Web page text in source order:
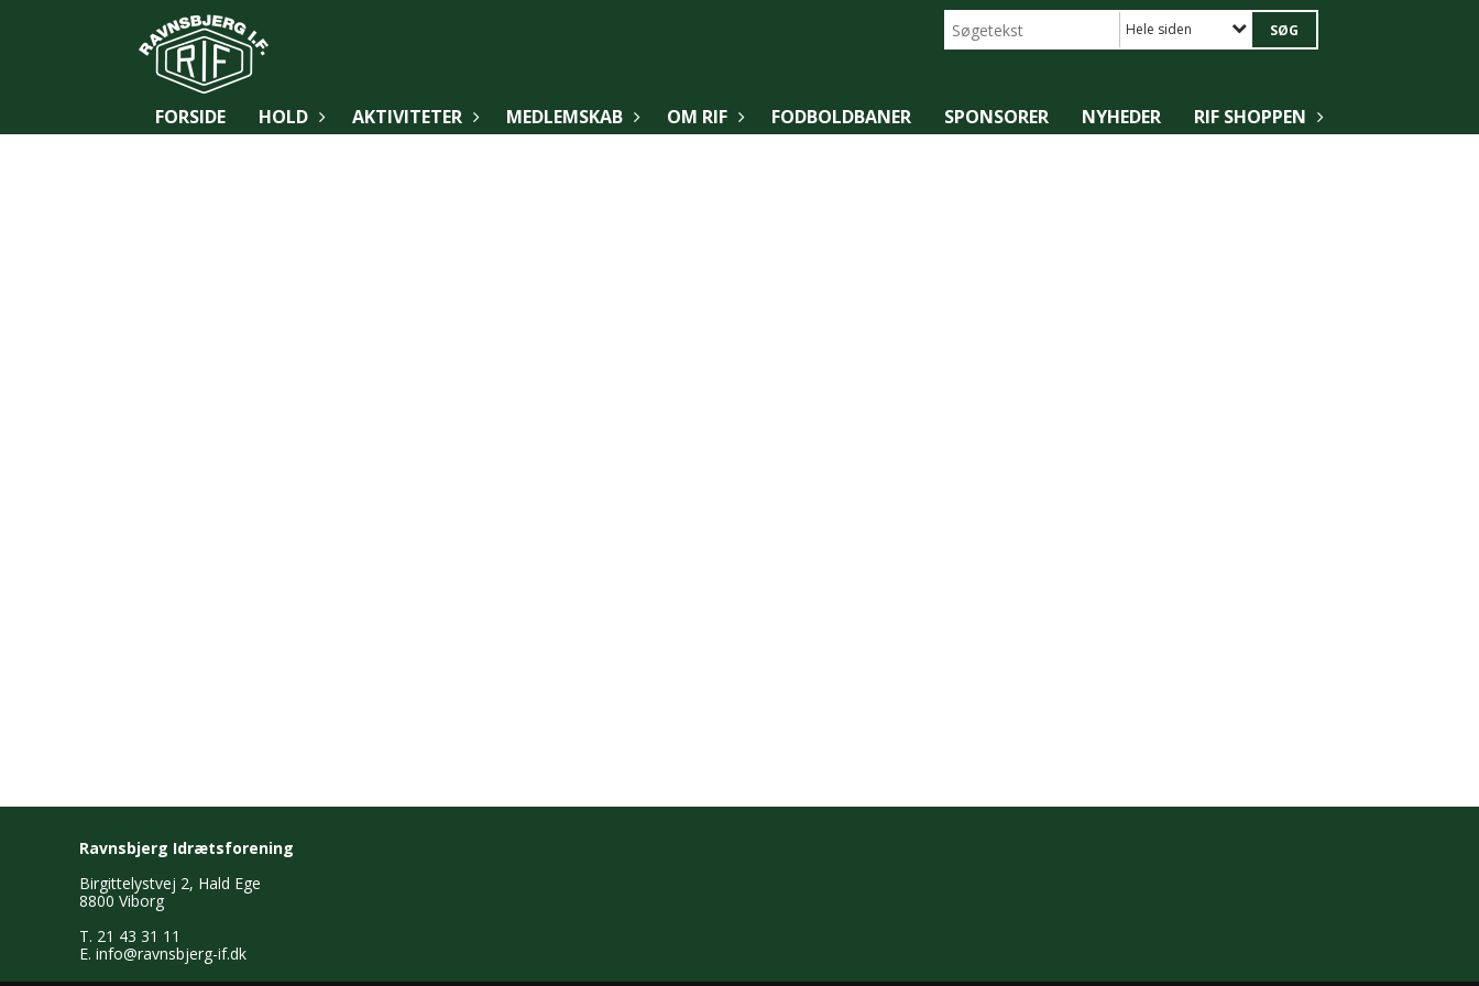
Hele siden
FORSIDE HOLD AKTIVITETER MEDLEMSKAB OM RIF FODBOLDBANER SPONSORER NYHEDER RIF SHOPPEN
Ravnsbjerg Idrætsforening
Birgittelystvej 2, Hald Ege
8800 Viborg
T. 21 43 31 11
E. info@ravnsbjerg-if.dk